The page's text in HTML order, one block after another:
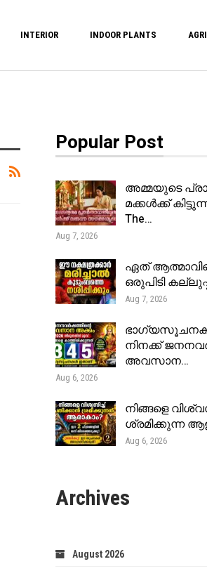
INTERIOR INDOOR PLANTS
Popular Post
അമ്മയുടെ
മക്കൾക്ക്
The…
Aug 7, 2026
ഏത്
ഒരുപിടി
Aug 7, 2026
നിനക്ക്
അവസാന…
Aug 6, 2026
നിങ്ങളെ
ശ്രമിക്കുന്ന
Aug 6, 2026
Archives
August 2026